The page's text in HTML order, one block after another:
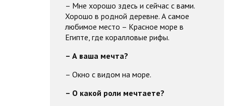
– Мне хорошо здесь и сейчас с вами.
Хорошо в родной деревне. А самое
любимое место – Красное море в
Египте, где коралловые рифы.
– А ваша мечта?
– Окно с видом на море.
– О какой роли мечтаете?